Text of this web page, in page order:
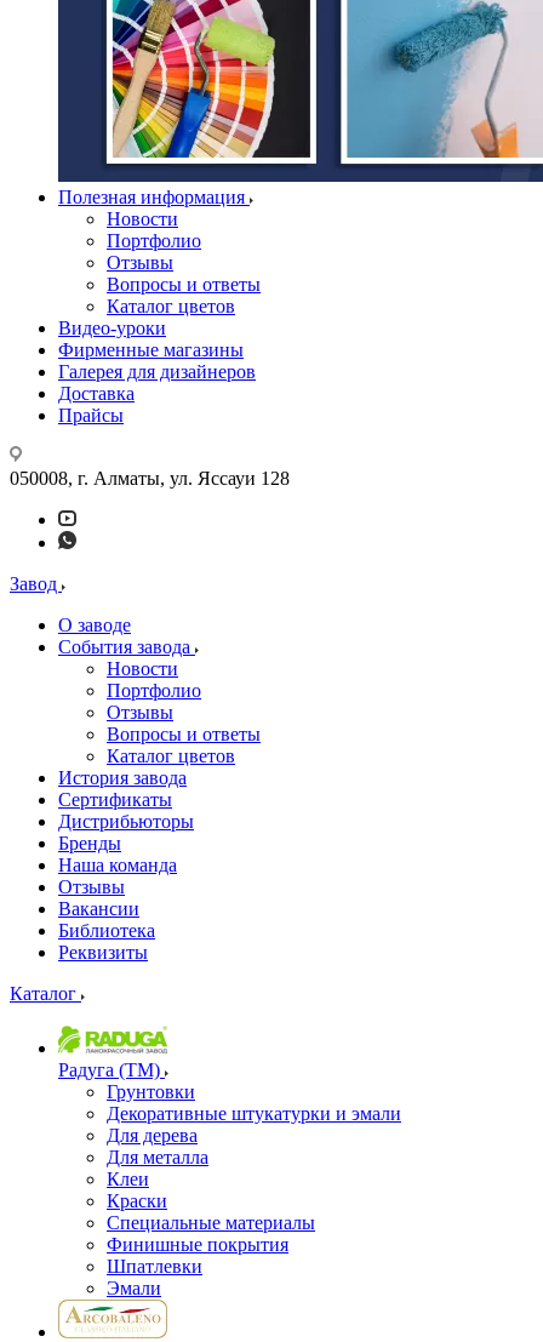
Полезная информация
Новости
Портфолио
Отзывы
Вопросы и ответы
Каталог цветов
Видео-уроки
Фирменные магазины
Галерея для дизайнеров
Доставка
Прайсы
050008, г. Алматы, ул. Яссауи 128
Завод
О заводе
События завода
Новости
Портфолио
Отзывы
Вопросы и ответы
Каталог цветов
История завода
Сертификаты
Дистрибьюторы
Бренды
Наша команда
Отзывы
Вакансии
Библиотека
Реквизиты
Каталог
Радуга (ТМ)
Грунтовки
Декоративные штукатурки и эмали
Для дерева
Для металла
Клеи
Краски
Специальные материалы
Финишные покрытия
Шпатлевки
Эмали